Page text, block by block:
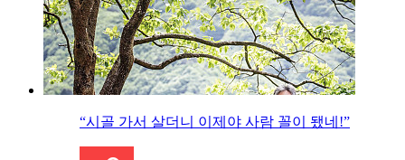
“시골 가서 살더니 이제야 사람 꼴이 됐네!”